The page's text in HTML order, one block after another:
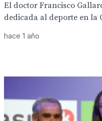
El doctor Francisco
dedicada al deporte en la
hace 1 año